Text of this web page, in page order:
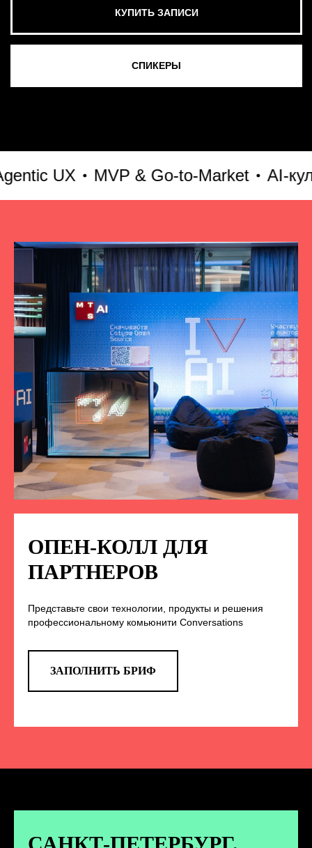
UX MVP & Go-to-Market AI-
ОПЕН-КОЛЛ ДЛЯ
ПАРТНЕРОВ
Представьте свои технологии, продукты и решения
профессиональному комьюнити Conversations
ЗАПОЛНИТЬ БРИФ
СМОТРЕТЬ ВСЕ ФОТО
НА НАС В СОЦСЕТЯХ
TELEGRAM
анонс новых спикеров и другие
новости конференции